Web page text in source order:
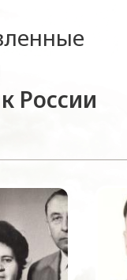
России